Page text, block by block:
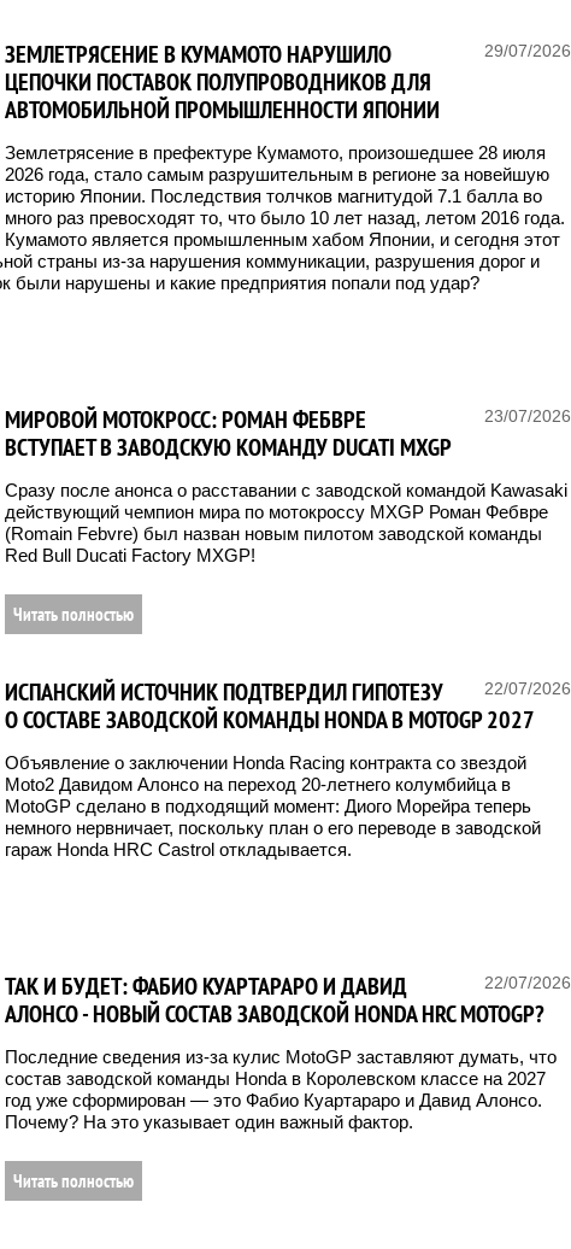
29/07/2026
ЗЕМЛЕТРЯСЕНИЕ В КУМАМОТО НАРУШИЛО
ЦЕПОЧКИ ПОСТАВОК ПОЛУПРОВОДНИКОВ ДЛЯ
АВТОМОБИЛЬНОЙ ПРОМЫШЛЕННОСТИ ЯПОНИИ
Землетрясение в префектуре Кумамото, произошедшее 28 июля
2026 года, стало самым разрушительным в регионе за новейшую
историю Японии. Последствия толчков магнитудой 7.1 балла во
много раз превосходят то, что было 10 лет назад, летом 2016 года.
Кумамото является промышленным хабом Японии, и сегодня этот
страны из-за нарушения коммуникации, разрушения дорог и
были нарушены и какие предприятия попали под удар?
23/07/2026
МИРОВОЙ МОТОКРОСС: РОМАН ФЕБВРЕ
ВСТУПАЕТ В ЗАВОДСКУЮ КОМАНДУ DUCATI MXGP
Сразу после анонса о расставании с заводской командой Kawasaki
действующий чемпион мира по мотокроссу MXGP Роман Фебвре
(Romain Febvre) был назван новым пилотом заводской команды
Red Bull Ducati Factory MXGP!
Читать полностью
22/07/2026
ИСПАНСКИЙ ИСТОЧНИК ПОДТВЕРДИЛ ГИПОТЕЗУ
О СОСТАВЕ ЗАВОДСКОЙ КОМАНДЫ HONDA В MOTOGP 2027
Объявление о заключении Honda Racing контракта со звездой
Moto2 Давидом Алонсо на переход 20-летнего колумбийца в
MotoGP сделано в подходящий момент: Диого Морейра теперь
немного нервничает, поскольку план о его переводе в заводской
гараж Honda HRC Castrol откладывается.
22/07/2026
ТАК И БУДЕТ: ФАБИО КУАРТАРАРО И ДАВИД
АЛОНСО - НОВЫЙ СОСТАВ ЗАВОДСКОЙ HONDA HRC MOTOGP?
Последние сведения из-за кулис MotoGP заставляют думать, что
состав заводской команды Honda в Королевском классе на 2027
год уже сформирован — это Фабио Куартараро и Давид Алонсо.
Почему? На это указывает один важный фактор.
Читать полностью